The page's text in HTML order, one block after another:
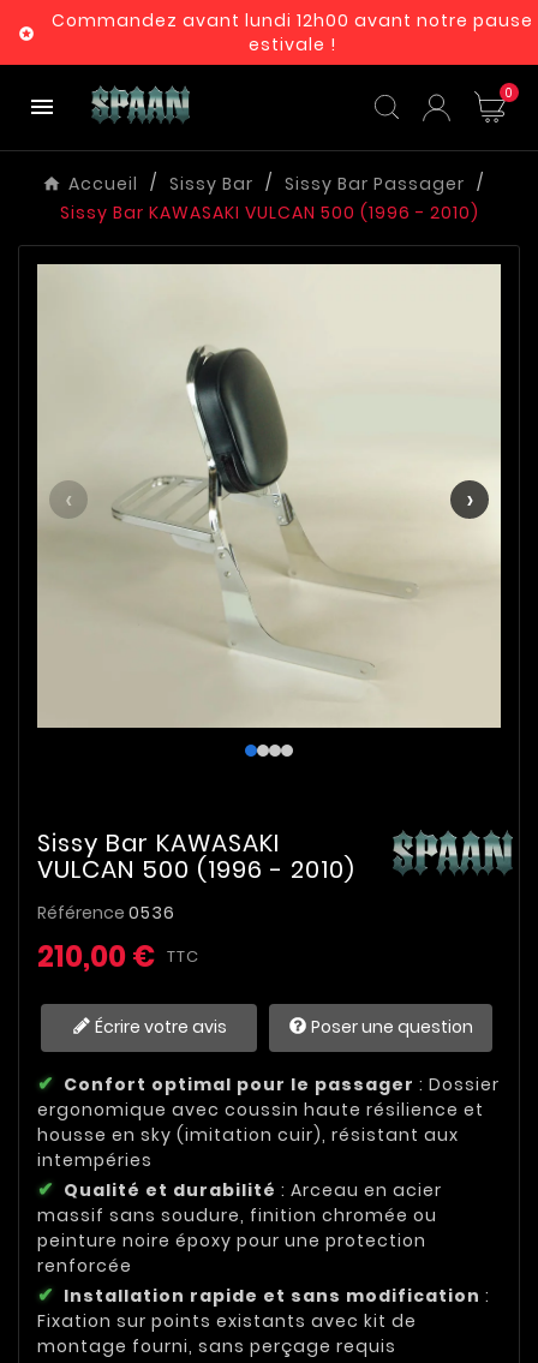

Commandez avant lundi 12h00 avant notre pause
estivale !
 0
Accueil Sissy Bar
Sissy Bar Passager
Sissy Bar KAWASAKI VULCAN 500 (1996 - 2010)
‹ ›
Sissy Bar KAWASAKI
VULCAN 500 (1996 - 2010)
Référence 0536
210,00 € TTC
Écrire votre avis Poser une question
Confort optimal pour le passager : Dossier
ergonomique avec coussin haute résilience et
housse en sky (imitation cuir), résistant aux
intempéries
Qualité et durabilité : Arceau en acier
massif sans soudure, finition chromée ou
peinture noire époxy pour une protection
renforcée
Installation rapide et sans modification :
Fixation sur points existants avec kit de
montage fourni, sans perçage requis